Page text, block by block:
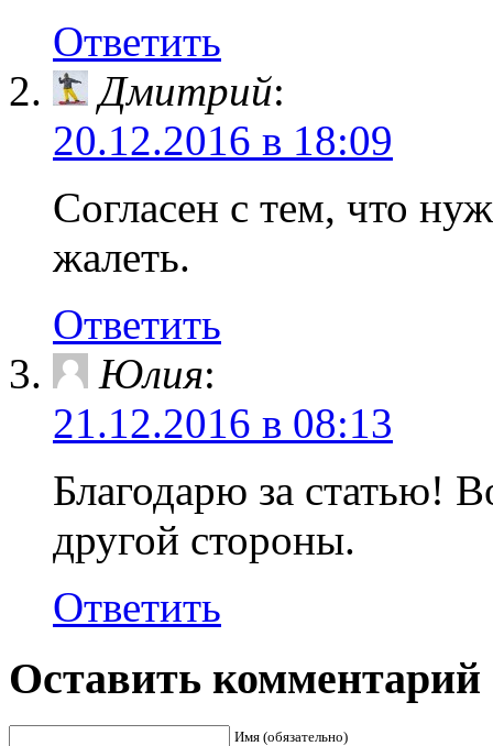
Ответить
Дмитрий:
20.12.2016 в 18:09
Согласен с тем, что
жалеть.
Ответить
Юлия:
21.12.2016 в 08:13
Благодарю за статью!
другой стороны.
Ответить
Оставить комментарий
Имя (обязательно)